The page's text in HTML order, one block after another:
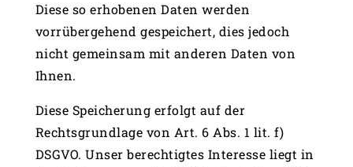
Diese so erhobenen Daten werden
vorrübergehend gespeichert, dies jedoch
nicht gemeinsam mit anderen Daten von
Ihnen.
Diese Speicherung erfolgt auf der
Rechtsgrundlage von Art. 6 Abs. 1 lit. f)
DSGVO. Unser berechtigtes Interesse liegt in